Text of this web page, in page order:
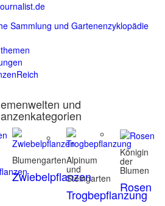
und
Blumengarten
Zwiebelpflanzen
Alpinum
und
Steingarten
Trogbepflanzung
Königin
der
Blumen
Rosen